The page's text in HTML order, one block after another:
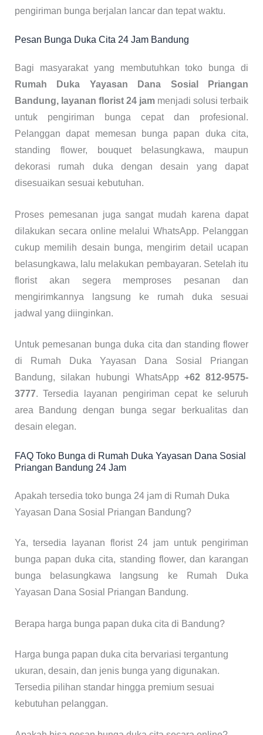
pengiriman bunga berjalan lancar dan tepat waktu.
Pesan Bunga Duka Cita 24 Jam Bandung
Bagi masyarakat yang membutuhkan toko bunga di
Rumah Duka Yayasan Dana Sosial Priangan
Bandung, layanan florist 24 jam menjadi solusi terbaik
untuk pengiriman bunga cepat dan profesional.
Pelanggan dapat memesan bunga papan duka cita,
standing flower, bouquet belasungkawa, maupun
dekorasi rumah duka dengan desain yang dapat
disesuaikan sesuai kebutuhan.
Proses pemesanan juga sangat mudah karena dapat
dilakukan secara online melalui WhatsApp. Pelanggan
cukup memilih desain bunga, mengirim detail ucapan
belasungkawa, lalu melakukan pembayaran. Setelah itu
florist akan segera memproses pesanan dan
mengirimkannya langsung ke rumah duka sesuai
jadwal yang diinginkan.
Untuk pemesanan bunga duka cita dan standing flower
di Rumah Duka Yayasan Dana Sosial Priangan
Bandung, silakan hubungi WhatsApp+62 812-9575-
3777. Tersedia layanan pengiriman cepat ke seluruh
area Bandung dengan bunga segar berkualitas dan
desain elegan.
FAQ Toko Bunga di Rumah Duka Yayasan Dana Sosial
Priangan Bandung 24 Jam
Apakah tersedia toko bunga 24 jam di Rumah Duka
Yayasan Dana Sosial Priangan Bandung?
Ya, tersedia layanan florist 24 jam untuk pengiriman
bunga papan duka cita, standing flower, dan karangan
bunga belasungkawa langsung ke Rumah Duka
Yayasan Dana Sosial Priangan Bandung.
Berapa harga bunga papan duka cita di Bandung?
Harga bunga papan duka cita bervariasi tergantung
ukuran, desain, dan jenis bunga yang digunakan.
Tersedia pilihan standar hingga premium sesuai
kebutuhan pelanggan.